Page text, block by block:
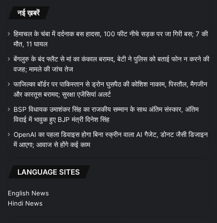
नई ख़बरें
हिमाचल के चंबा में दर्दनाक बस हादसा, 100 फीट नीचे सड़क पर जा गिरी बस; 7 की
मौत, 11 घायल
बेंगलुरु के बंद फ्लैट से मां का कंकाल बरामद, बेटी ने पुलिस को बताई फोन न करने की
वजह; मामले की जांच तेज
फाजिल्का बॉर्डर पर पाकिस्तान से ड्रोन घुसपैठ की कोशिश नाकाम, पिस्तौल, मैगजीन
और कारतूस बरामद; सुरक्षा एजेंसियां अलर्ट
BSP विधायक उमाशंकर सिंह का राजकीय सम्मान के साथ अंतिम संस्कार, अंतिम
विदाई में भावुक हुए BJP मंत्री दिनेश सिंह
OpenAI का पहला डिवाइस होगा बिना स्क्रीन वाला AI गैजेट, डोनट जैसी डिजाइन
में आएगा; आवाज से होंगे कई काम
LANGUAGE SITES
English News
Hindi News